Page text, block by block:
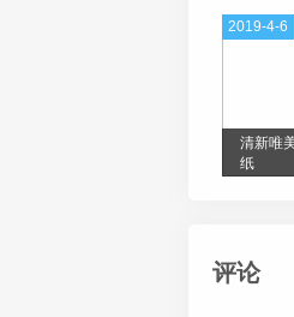
清新唯
纸
2019-4-6
评论